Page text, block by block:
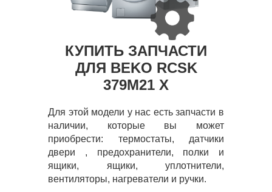
КУПИТЬ ЗАПЧАСТИ
ДЛЯ BEKO RCSK
379M21 X
Для этой модели у нас есть запчасти в
наличии, которые вы может
приобрести: термостаты, датчики
двери , предохранители, полки и
ящики, ящики, уплотнители,
вентиляторы, нагреватели и ручки.